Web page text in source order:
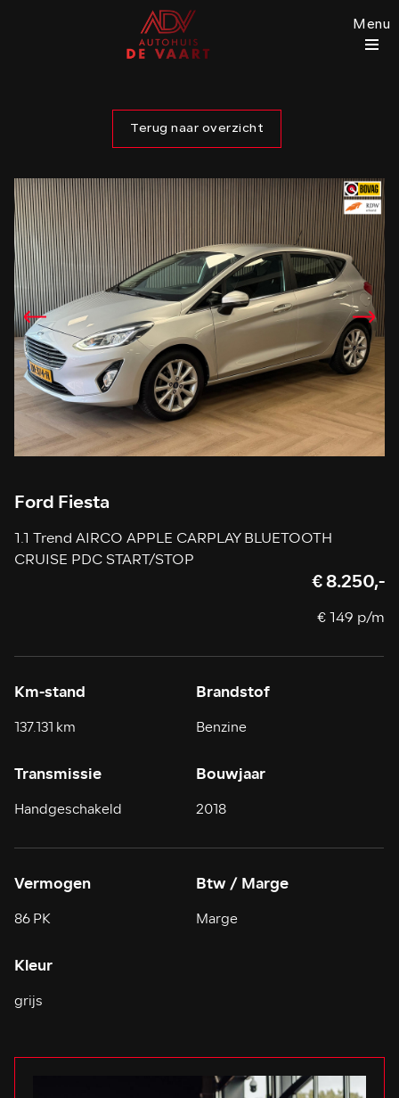
Menu
Terug naar overzicht
Ford Fiesta
1.1 Trend AIRCO APPLE CARPLAY BLUETOOTH
CRUISE PDC START/STOP
€ 8.250,-
€ 149 p/m
Km-stand
137.131 km
Brandstof
Benzine
Transmissie
Handgeschakeld
Bouwjaar
2018
Vermogen
86 PK
Btw / Marge
Marge
Kleur
grijs